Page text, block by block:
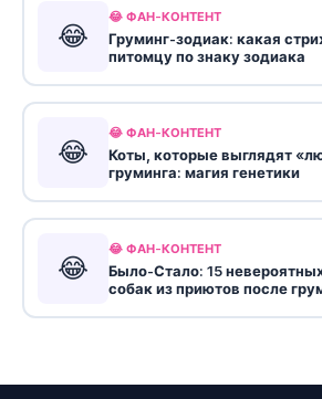
😂
😂 ФАН-КОНТЕНТ
Груминг-зодиак: какая
питомцу по знаку зодиака
😂
😂 ФАН-КОНТЕНТ
Коты, которые выглядят
груминга: магия генетики
😂
😂 ФАН-КОНТЕНТ
Было-Стало: 15
собак из приютов после